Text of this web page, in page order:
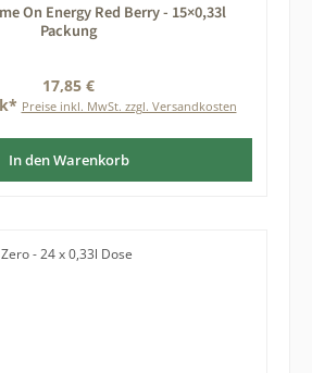
On Energy Red Berry - 15×0,33l
Packung
Regulärer Preis:
17,85 €
Preise inkl. MwSt. zzgl. Versandkosten
In den Warenkorb